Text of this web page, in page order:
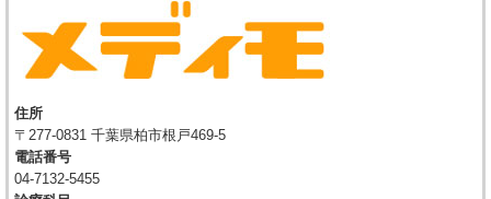
住所
〒277-0831 千葉県柏市根戸469-5
電話番号
04-7132-5455